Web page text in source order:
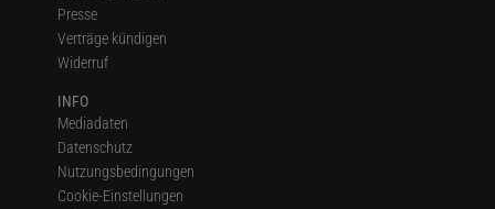
Presse
Verträge kündigen
Widerruf
INFO
Mediadaten
Datenschutz
Nutzungsbedingungen
Cookie-Einstellungen